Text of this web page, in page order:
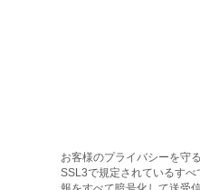
お客様のプライバシーを守
SSL3で規定されているす